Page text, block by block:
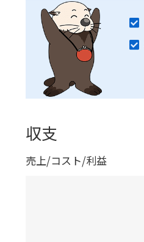
収支
売上/コスト/利益